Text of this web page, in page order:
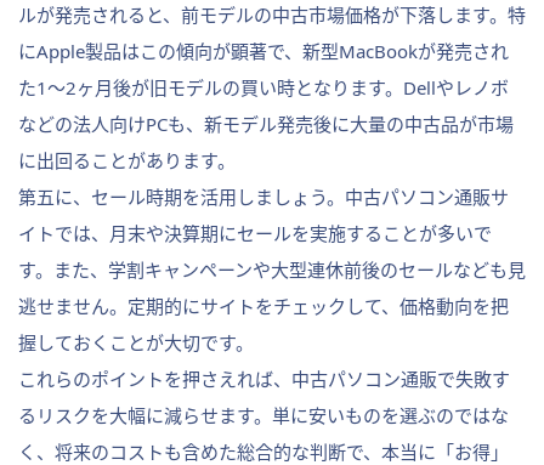
ルが発売されると、前モデルの中古市場価格が下落します。特
にApple製品はこの傾向が顕著で、新型MacBookが発売され
た1〜2ヶ月後が旧モデルの買い時となります。Dellやレノボ
などの法人向けPCも、新モデル発売後に大量の中古品が市場
に出回ることがあります。
第五に、セール時期を活用しましょう。中古パソコン通販サ
イトでは、月末や決算期にセールを実施することが多いで
す。また、学割キャンペーンや大型連休前後のセールなども見
逃せません。定期的にサイトをチェックして、価格動向を把
握しておくことが大切です。
これらのポイントを押さえれば、中古パソコン通販で失敗す
るリスクを大幅に減らせます。単に安いものを選ぶのではな
く、将来のコストも含めた総合的な判断で、本当に「お得」